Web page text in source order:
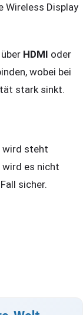
Wireless Display
HDMI oder
wobei bei
stark sinkt.
wird steht
es nicht
sicher.